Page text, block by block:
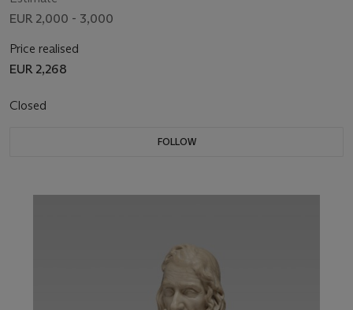
EUR 2,000 - 3,000
Price realised
EUR 2,268
Closed
FOLLOW